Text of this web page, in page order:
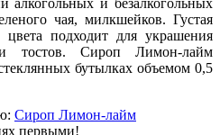
чая, милкшейков. Густая
цвета подходит для украшения
тостов. Сироп Лимон-лайм
бутылках объемом 0,5
Сироп Лимон-лайм
первыми!